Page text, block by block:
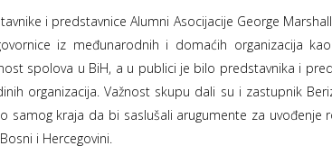
i predstavnice Alumni Asocijacije George
iz međunarodnih i domaćih organizacija kao
spolova u BiH, a u publici je bilo predstavnika i
organizacija. Važnost skupu dali su i zastupnik
samog kraja da bi saslušali arugumente za uvođenje
i Hercegovini.